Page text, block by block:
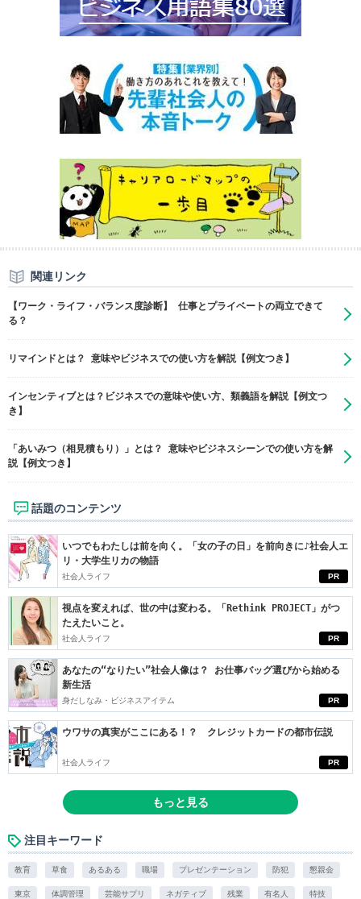
関連リンク
【ワーク・ライフ・バランス度診断】 仕事とプライベートの両立できて
る？
リマインドとは？ 意味やビジネスでの使い方を解説【例文つき】
インセンティブとは？ビジネスでの意味や使い方、類義語を解説【例文つ
き】
「あいみつ（相見積もり）」とは？ 意味やビジネスシーンでの使い方を解
説【例文つき】
話題のコンテンツ
PR
いつでもわたしは前を向く。「女の子の日」を前向きに♪社会人エ
リ・大学生リカの物語
社会人ライフ
PR
視点を変えれば、世の中は変わる。「Rethink PROJECT」がつ
たえたいこと。
社会人ライフ
PR
あなたの“なりたい”社会人像は？ お仕事バッグ選びから始める
新生活
身だしなみ・ビジネスアイテム
PR
ウワサの真実がここにある！？ クレジットカードの都市伝説
社会人ライフ
もっと見る
注目キーワード
教育 草食 あるある 職場 プレゼンテーション 防犯 懇親会
東京 体調管理 芸能サプリ ネガティブ 残業 有名人 特技